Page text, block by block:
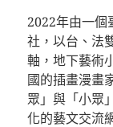
2022年由一個
社，以台、法
軸，地下藝術
國的插畫漫畫
眾」與「小眾
化的藝文交流